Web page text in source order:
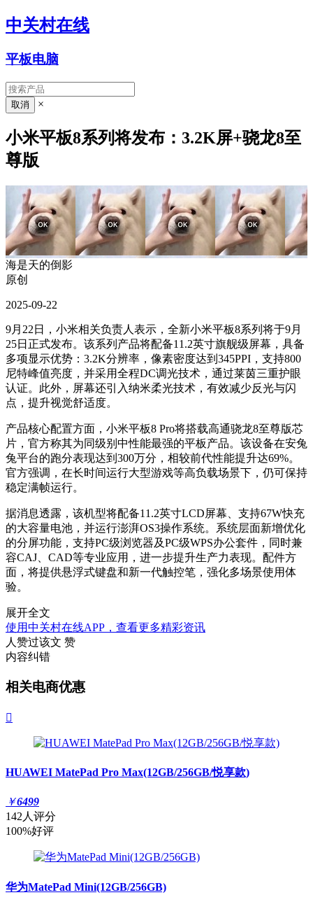
中关村在线
平板电脑
×
小米平板8系列将发布：3.2K屏+骁龙8至
尊版
海是天的倒影
原创
2025-09-22
9月22日，小米相关负责人表示，全新小米平板8系列将于9月
25日正式发布。该系列产品将配备11.2英寸旗舰级屏幕，具备
多项显示优势：3.2K分辨率，像素密度达到345PPI，支持800
尼特峰值亮度，并采用全程DC调光技术，通过莱茵三重护眼
认证。此外，屏幕还引入纳米柔光技术，有效减少反光与闪
点，提升视觉舒适度。
产品核心配置方面，小米平板8 Pro将搭载高通骁龙8至尊版芯
片，官方称其为同级别中性能最强的平板产品。该设备在安兔
兔平台的跑分表现达到300万分，相较前代性能提升达69%。
官方强调，在长时间运行大型游戏等高负载场景下，仍可保持
稳定满帧运行。
据消息透露，该机型将配备11.2英寸LCD屏幕、支持67W快充
的大容量电池，并运行澎湃OS3操作系统。系统层面新增优化
的分屏功能，支持PC级浏览器及PC级WPS办公套件，同时兼
容CAJ、CAD等专业应用，进一步提升生产力表现。配件方
面，将提供悬浮式键盘和新一代触控笔，强化多场景使用体
验。
展开全文
使用中关村在线APP，查看更多精彩资讯
人赞过该文 赞
内容纠错
相关电商优惠

HUAWEI MatePad Pro Max(12GB/256GB/悦享款)
￥6499
142人评分
100%好评
华为MatePad Mini(12GB/256GB)